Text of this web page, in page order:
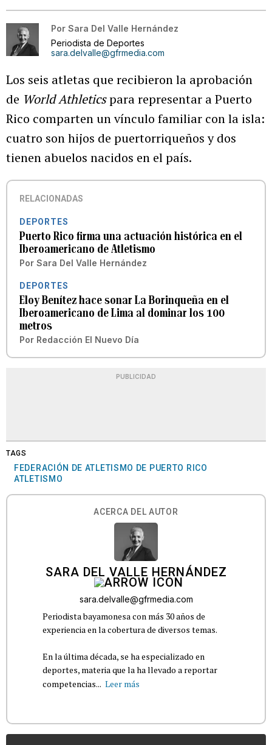
Por Sara Del Valle Hernández
Periodista de Deportes
sara.delvalle@gfrmedia.com
Los seis atletas que recibieron la aprobación
de World Athleticspara representar a Puerto
Rico comparten un vínculo familiar con la isla:
cuatro son hijos de puertorriqueños y dos
tienen abuelos nacidos en el país.
RELACIONADAS
DEPORTES
Puerto Rico firma una actuación histórica en el
Iberoamericano de Atletismo
Por Sara Del Valle Hernández
DEPORTES
Eloy Benítez hace sonar La Borinqueña en el
Iberoamericano de Lima al dominar los 100
metros
Por Redacción El Nuevo Día
PUBLICIDAD
TAGS
FEDERACIÓN DE ATLETISMO DE PUERTO RICO
ATLETISMO
ACERCA DEL AUTOR
SARA DEL VALLE HERNÁNDEZ
sara.delvalle@gfrmedia.com
Periodista bayamonesa con más 30 años de
experiencia en la cobertura de diversos temas.
En la última década, se ha especializado en
deportes, materia que la ha llevado a reportar
competencias... Leer más